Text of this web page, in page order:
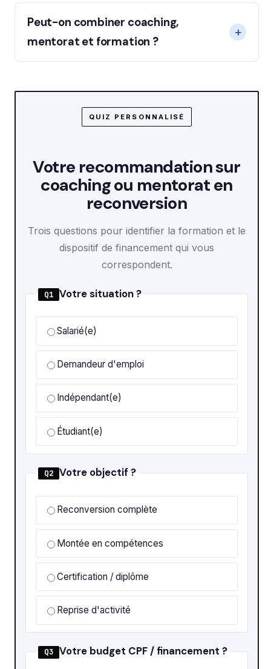
Peut-on combiner coaching,
mentorat et formation ?
QUIZ PERSONNALISÉ
Votre recommandation sur
coaching ou mentorat en
reconversion
Trois questions pour identifier la formation et le
dispositif de financement qui vous
correspondent.
Q1 Votre situation ?
Salarié(e)
Demandeur d'emploi
Indépendant(e)
Étudiant(e)
Q2 Votre objectif ?
Reconversion complète
Montée en compétences
Certification / diplôme
Reprise d'activité
Q3 Votre budget CPF / financement ?